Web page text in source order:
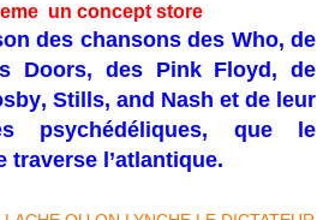
un concept store
des chansons des Who, de
Doors, des Pink Floyd, de
Stills, and Nash et de leur
psychédéliques, que le
traverse l’atlantique.